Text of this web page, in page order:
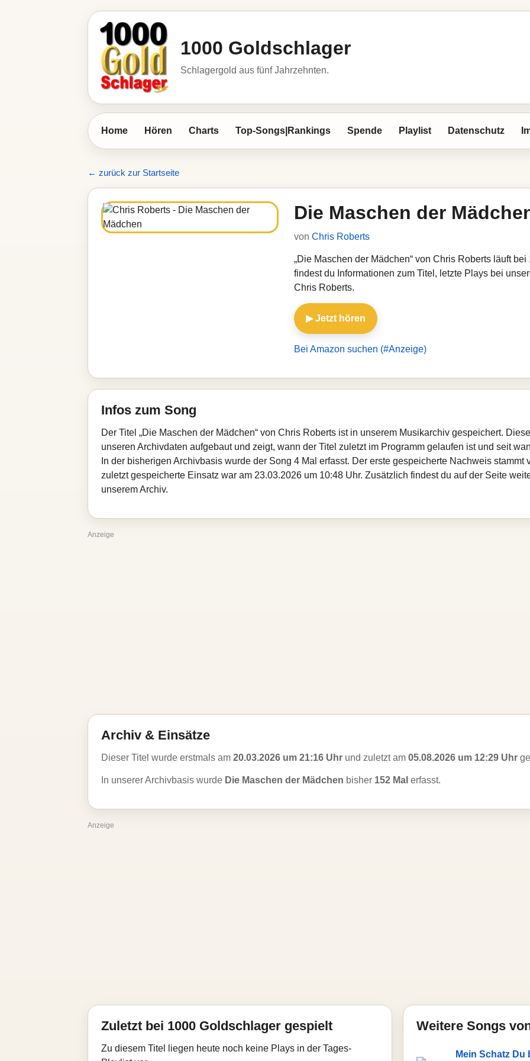
1000 Goldschlager
Schlagergold aus fünf Jahrzehnten.
Home Hören Charts Top-Songs|Rankings Spende Playlist Datenschutz
← zurück zur Startseite
Die Maschen der
von Chris Roberts
„Die Maschen der Mädchen“ von Chris Roberts läuft
findest du Informationen zum Titel, letzte Plays bei
Chris Roberts.
▶ Jetzt hören
Bei Amazon suchen (#Anzeige)
Infos zum Song
Der Titel „Die Maschen der Mädchen“ von Chris Roberts ist in unserem Musikarchiv gespeichert.
unseren Archivdaten aufgebaut und zeigt, wann der Titel zuletzt im Programm gelaufen ist und seit
In der bisherigen Archivbasis wurde der Song 4 Mal erfasst. Der erste gespeicherte Nachweis stammt
zuletzt gespeicherte Einsatz war am 23.03.2026 um 10:48 Uhr. Zusätzlich findest du auf der Seite
unserem Archiv.
Anzeige
Archiv & Einsätze
Dieser Titel wurde erstmals am 20.03.2026 um 21:16 Uhr und zuletzt am 05.08.2026 um 12:29 Uhr
In unserer Archivbasis wurde Die Maschen der Mädchen bisher 152 Mal erfasst.
Anzeige
Zuletzt bei 1000 Goldschlager gespielt
Zu diesem Titel liegen heute noch keine Plays in der Tages-
Weitere Songs
Mein Schatz